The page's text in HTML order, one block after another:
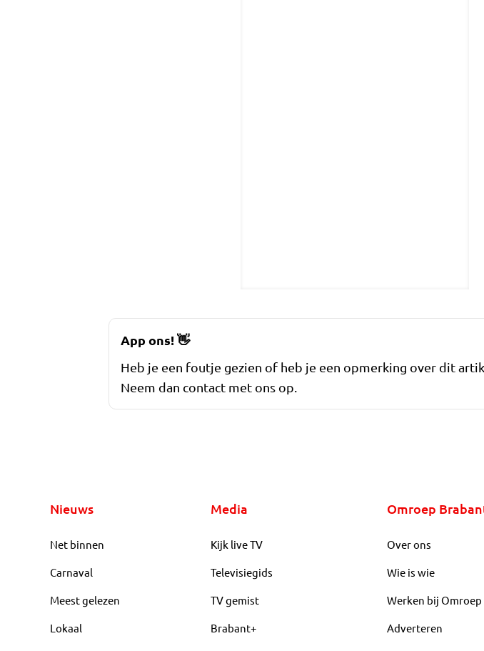
App ons!👋
Heb je een foutje gezien of heb je een opmerking over dit
Neem dan contact met ons op.
Nieuws
Net binnen
Carnaval
Meest gelezen
Lokaal
Media
Kijk live TV
Televisiegids
TV gemist
Brabant+
Omroep
Over ons
Wie is wie
Werken bij
Adverteren